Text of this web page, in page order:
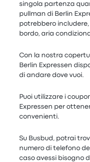
singola partenza
pullman di Berlin
potrebbero
bordo, aria
Con la nostra
Berlin Expressen
di andare dove vuoi.
Puoi utilizzare i
Expressen per
convenienti.
Su Busbud, potrai
numero di telefono
caso avessi bisogno